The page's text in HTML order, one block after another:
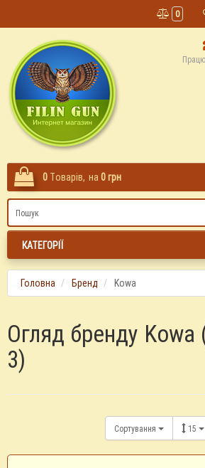
0
0 Tоварів, на 0 грн
КАТЕГОРІЇ
Головна Бренд Kowa
Огляд бренду Kowa
3)
Сортування 15